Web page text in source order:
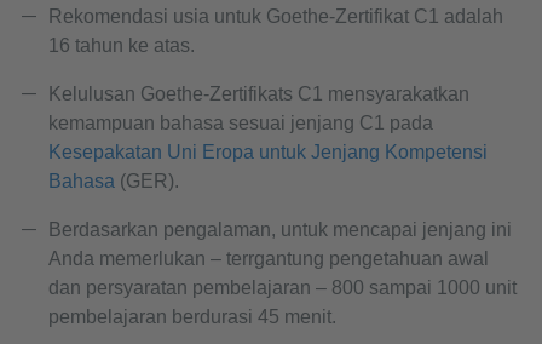
Rekomendasi usia untuk Goethe-Zertifikat C1 adalah
16 tahun ke atas.
Kelulusan Goethe-Zertifikats C1 mensyarakatkan
kemampuan bahasa sesuai jenjang C1 pada
Kesepakatan Uni Eropa untuk Jenjang Kompetensi
Bahasa (GER).
Berdasarkan pengalaman, untuk mencapai jenjang ini
Anda memerlukan – terrgantung pengetahuan awal
dan persyaratan pembelajaran – 800 sampai 1000 unit
pembelajaran berdurasi 45 menit.